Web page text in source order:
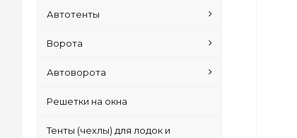
Автотенты
Ворота
Автоворота
Решетки на окна
Тенты (чехлы) для лодок и